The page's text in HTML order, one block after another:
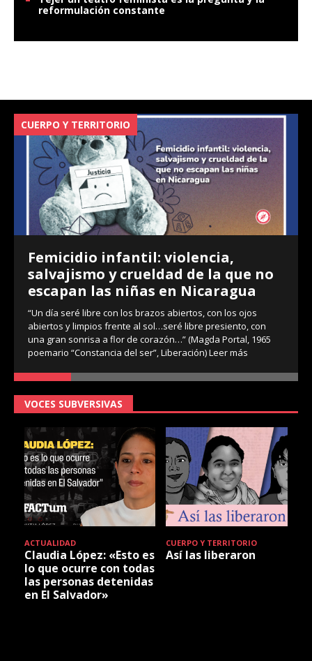
reformulación constante
CUERPO Y TERRITORIO
Femicidio infantil: violencia,
salvajismo y crueldad de la que no
escapan las niñas en Nicaragua
“Un día seré libre con los brazos abiertos, con los ojos
abiertos y limpios frente al sol…seré libre presiento, con
una gran sonrisa a flor de corazón…” (Magda Portal, 1965
poemario “Constancia del ser”, Liberación)Leer más
VOCES SUBVERSIVAS
ACTUALIDAD
Claudia López: «Esto es
lo que ocurre con todas
las personas detenidas
en El Salvador»
CUERPO Y TERRITORIO
Así las liberaron